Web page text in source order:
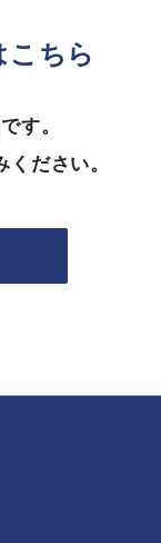
こちら
す。
ださい。